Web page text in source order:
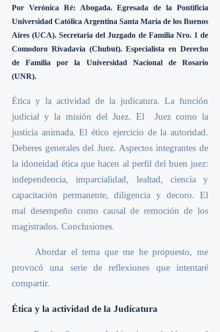
Por Verónica Ré: Abogada. Egresada de la Pontificia
Universidad Católica Argentina Santa María de los Buenos
Aires (UCA). Secretaria del Juzgado de Familia Nro. 1 de
Comodoro Rivadavia (Chubut). Especialista en Derecho
de Familia por la Universidad Nacional de Rosario
(UNR).
Ética y la actividad de la judicatura. La función
judicial y la misión del Juez. El Juez como la
justicia animada. El ético ejercicio de la autoridad.
Deberes generales del Juez. Aspectos integrantes de
la idoneidad ética que hacen al perfil del buen juez:
independencia, imparcialidad, lealtad, ciencia y
capacitación permanente, diligencia y decoro. El
mal desempeño como causal de remoción de los
magistrados. Conclusiones.
Abordar el tema que me he propuesto, me
provocó una serie de reflexiones que intentaré
compartir.
Ética y la actividad de la Judicatura